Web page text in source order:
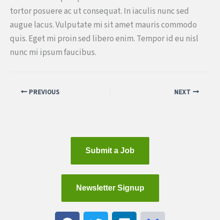
tortor posuere ac ut consequat. In iaculis nunc sed
augue lacus. Vulputate mi sit amet mauris commodo
quis. Eget mi proin sed libero enim. Tempor id eu nisl
nunc mi ipsum faucibus.
PREVIOUS NEXT
Submit a Job
Newsletter Signup